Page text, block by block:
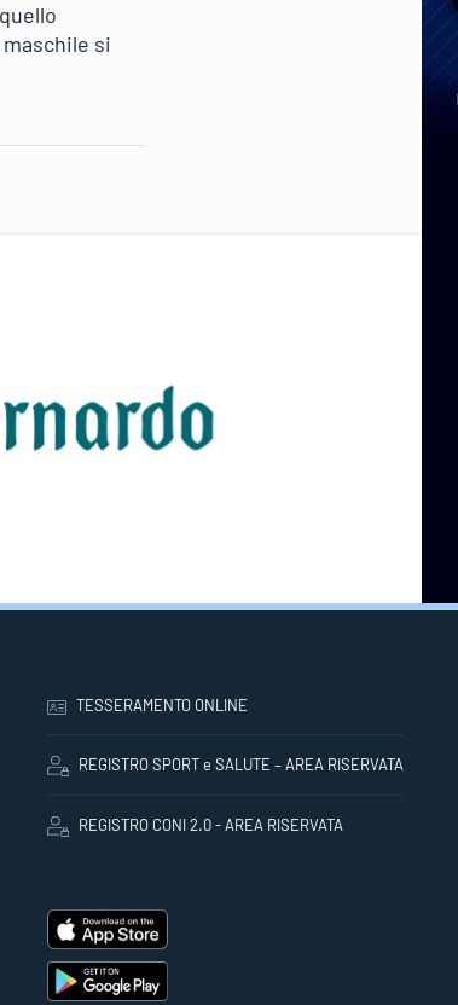
si
TESSERAMENTO ONLINE
REGISTRO SPORT e SALUTE – AREA RISERVATA
REGISTRO CONI 2.0 - AREA RISERVATA